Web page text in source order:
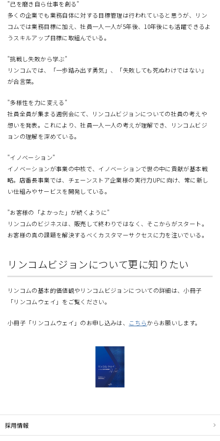
採用情報
"己を磨き自ら仕事を創る"
多くの企業でも業務自体に対する目標管理は行われていると思うが、リン
コムでは業務目標に加え、社員一人一人が5年後、10年後にも活躍できるよ
うスキルアップ目標に取組んでいる。
"挑戦し失敗から学ぶ"
リンコムでは、「一歩踏み出す勇気」、「失敗しても死ぬわけではない」
が合言葉。
"多様性を力に変える"
社員全員が集まる週例会にて、リンコムビジョンについての社員の考えや
想いを発表。これにより、社員一人一人の考えが理解でき、リンコムビジ
ョンの理解を深めている。
"イノベーション"
イノベーションが事業の中核で、イノベーションで世の中に貢献が基本戦
略。店番長事業では、チェーンストア企業様の実行力UPに向け、常に新し
い仕組みやサービスを開発している。
"お客様の「よかった」が続くように"
リンコムのビジネスは、販売して終わりではなく、そこからがスタート。
お客様の真の課題を解決するべくカスタマーサクセスに力を注いでいる。
リンコムビジョンについて更に知りたい
リンコムの基本的価値観やリンコムビジョンについての詳細は、 小冊子
「リンコムウェイ」をご覧ください。
小冊子「リンコムウェイ」のお申し込みは、 こちらからお願いします。